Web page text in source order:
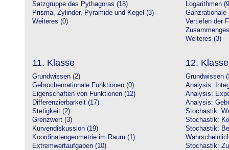
Satzgruppe des Pythagoras (18)
Prisma, Zylinder, Pyramide und Kegel (3)
Weiteres (0)
Logarithmen
Ganzrationale
Vertiefen der
Weiteres (3)
11. Klasse
Grundwissen (2)
Gebrochenrationale Funktionen (0)
Eigenschaften von Funktionen (12)
Differenzierbarkeit (17)
Stetigkeit (2)
Grenzwert (3)
Kurvendiskussion (19)
Koordinatengeometrie im Raum (1)
Extremwertaufgaben (10)
12. Klasse
Grundwissen
Analysis:
Analysis:
Analysis:
Stochastik:
Stochastik:
Stochastik:
Stochastik: